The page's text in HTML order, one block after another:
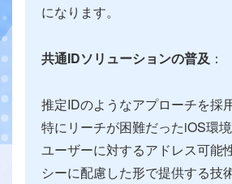
になります。
共通IDソリューションの普及 ：
推定IDのようなアプローチを採
特にリーチが困難だったiOS環
ユーザーに対するアドレス可能
シーに配慮した形で提供する技